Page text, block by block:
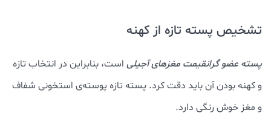
تشخیص پسته تازه از کهنه
پسته عضو گرانقیمت مغزهای آجیلی است، بنابراین در انتخاب تازه
و کهنه بودن آن باید دقت کرد. پسته تازه پوسته‌ی استخونی شفاف
و مغز خوش رنگی دارد.